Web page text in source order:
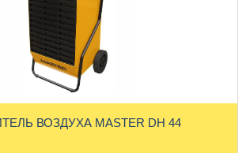
ВОЗДУХА MASTER DH 44